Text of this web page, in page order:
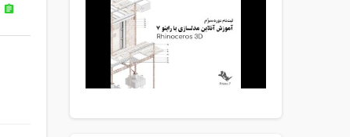
assignment